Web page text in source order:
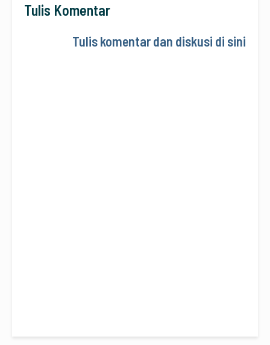
Tulis Komentar
Tulis komentar dan diskusi di sini